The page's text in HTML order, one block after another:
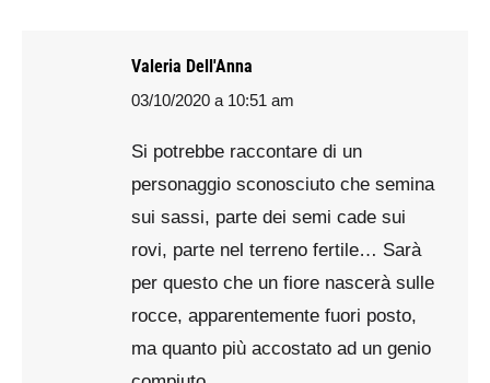
Valeria Dell'Anna
says:
03/10/2020 a 10:51 am
Si potrebbe raccontare di un
personaggio sconosciuto che semina
sui sassi, parte dei semi cade sui
rovi, parte nel terreno fertile… Sarà
per questo che un fiore nascerà sulle
rocce, apparentemente fuori posto,
ma quanto più accostato ad un genio